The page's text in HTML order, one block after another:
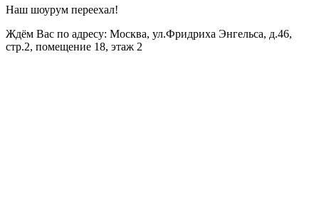
Наш шоурум переехал!
Ждём Вас по адресу: Москва, ул.Фридриха Энгельса, д.46,
стр.2, помещение 18, этаж 2